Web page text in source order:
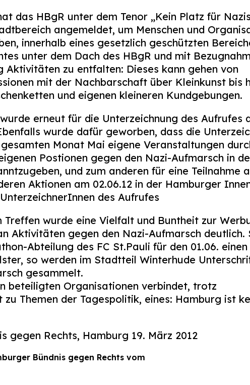
das HBgR unter dem Tenor „Kein Platz für
angemeldet, um Menschen und
innerhalb eines gesetzlich geschützten
unter dem Dach des HBgR und mit
Aktivitäten zu entfalten: Dieses kann gehen von
mit der Nachbarschaft über Kleinkunst bis
und eigenen kleineren Kundgebungen.
erneut für die Unterzeichnung des Aufrufes
wurde dafür geworben, dass die
Monat Mai eigene Veranstaltungen
Postionen gegen den Nazi-Aufmarsch in
und zum anderen für eine Teilnahme
Aktionen am 02.06.12 in der Hamburger
des Aufrufes
Treffen wurde eine Vielfalt und Buntheit zur
Aktivitäten gegen den Nazi-Aufmarsch deutlich.
Abteilung des FC St.Pauli für den 01.06. einen
so werden im Stadtteil Winterhude
gesammelt.
beteiligten Organisationen verbindet, trotz
zu Themen der Tagespolitik, eines: Hamburg ist
gegen Rechts, Hamburg 19. März 2012
Bündnis gegen Rechts vom